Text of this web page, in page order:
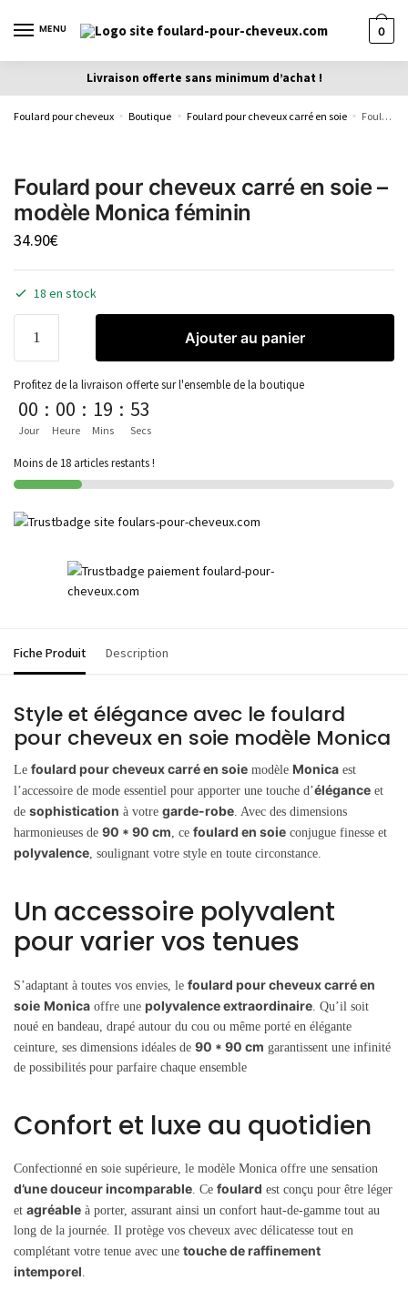
MENU 0
Livraison offerte sans minimum d’achat !
Foulard pour cheveux » Boutique » Foulard pour cheveux carré en soie » Foulard pour cheveux carré en soie – modèle Monica féminin
Foulard pour cheveux carré en soie –
modèle Monica féminin
34.90€
18 en stock
Ajouter au panier
Profitez de la livraison offerte sur l'ensemble de la boutique
00
Jour
: 00
Heure
: 19
Mins
: 53
Secs
Moins de 18 articles restants !
Fiche Produit Description
Style et élégance avec le foulard
pour cheveux en soie modèle Monica
Le foulard pour cheveux carré en soie modèle Monica est
l’accessoire de mode essentiel pour apporter une touche d’élégance et
de sophistication à votre garde-robe . Avec des dimensions
harmonieuses de 90 * 90 cm , ce foulard en soie conjugue finesse et
polyvalence , soulignant votre style en toute circonstance.
Un accessoire polyvalent
pour varier vos tenues
S’adaptant à toutes vos envies, le foulard pour cheveux carré en
soie Monica offre une polyvalence extraordinaire . Qu’il soit
noué en bandeau, drapé autour du cou ou même porté en élégante
ceinture, ses dimensions idéales de 90 * 90 cm garantissent une infinité
de possibilités pour parfaire chaque ensemble
Confort et luxe au quotidien
Confectionné en soie supérieure, le modèle Monica offre une sensation
d’une douceur incomparable . Ce foulard est conçu pour être léger
et agréable à porter, assurant ainsi un confort haut-de-gamme tout au
long de la journée. Il protège vos cheveux avec délicatesse tout en
complétant votre tenue avec une touche de raffinement
intemporel